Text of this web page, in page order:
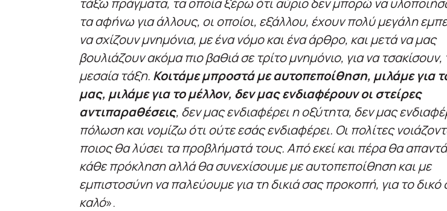
τάξω πράγματα, τα οποία ξέρω ότι αύριο δεν μπορώ να
τα αφήνω για άλλους, οι οποίοι, εξάλλου, έχουν πολύ μεγάλη
να σχίζουν μνημόνια, με ένα νόμο και ένα άρθρο, και μετά να μας
βουλιάζουν ακόμα πιο βαθιά σε τρίτο μνημόνιο, για να τσακίσουν,
μεσαία τάξη. Κοιτάμε μπροστά με αυτοπεποίθηση, μιλάμε για
μας, μιλάμε για το μέλλον, δεν μας ενδιαφέρουν οι στείρες
αντιπαραθέσεις, δεν μας ενδιαφέρει η οξύτητα, δεν μας
πόλωση και νομίζω ότι ούτε εσάς ενδιαφέρει. Οι πολίτες
ποιος θα λύσει τα προβλήματά τους. Από εκεί και πέρα θα
κάθε πρόκληση αλλά θα συνεχίσουμε με αυτοπεποίθηση και με
εμπιστοσύνη να παλεύουμε για τη δικιά σας προκοπή, για το δικό
καλό».